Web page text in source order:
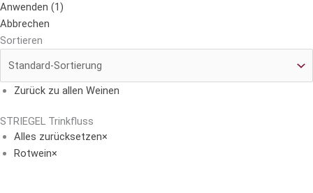
Anwenden (1)
Abbrechen
Sortieren
Zurück zu allen Weinen
STRIEGEL Trinkfluss
Alles zurücksetzen×
Rotwein×